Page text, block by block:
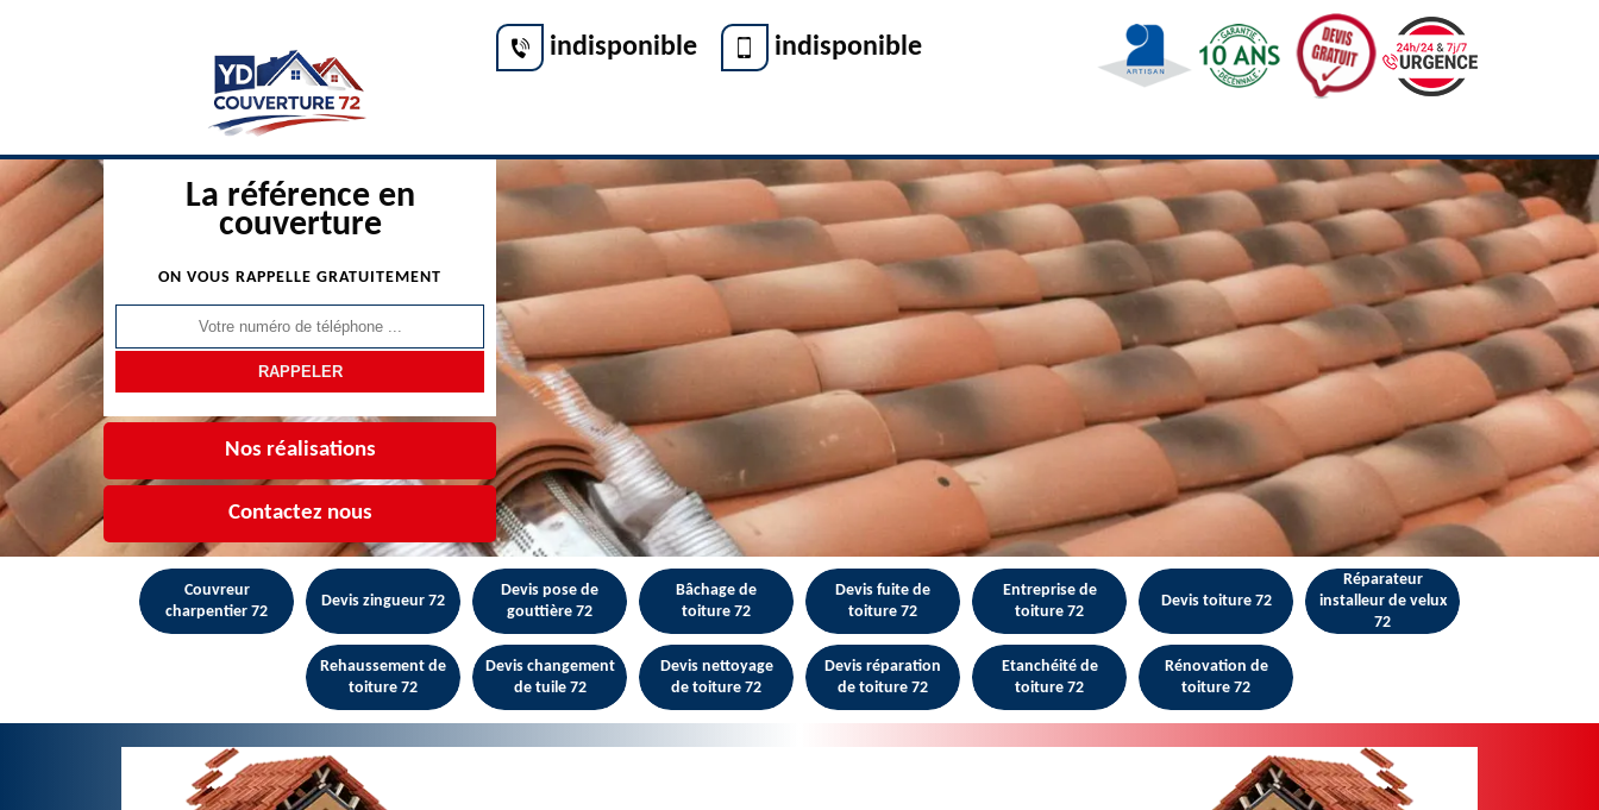
indisponible indisponible
La référence en
couverture
ON VOUS RAPPELLE GRATUITEMENT
Nos réalisations
Contactez nous
Couvreur
charpentier 72
Devis zingueur 72
Devis pose de
gouttière 72
Bâchage de
toiture 72
Devis fuite de
toiture 72
Entreprise de
toiture 72
Devis toiture 72
Réparateur
installeur de velux
72
Rehaussement de
toiture 72
Devis changement
de tuile 72
Devis nettoyage
de toiture 72
Devis réparation
de toiture 72
Etanchéité de
toiture 72
Rénovation de
toiture 72